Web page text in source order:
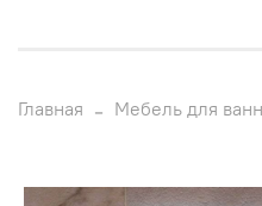
Главная Мебель для